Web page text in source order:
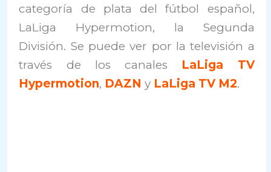
categoría de plata del fútbol español,
LaLiga Hypermotion, la Segunda
División. Se puede ver por la televisión a
través de los canales LaLiga TV
Hypermotion, DAZN y LaLiga TV M2.